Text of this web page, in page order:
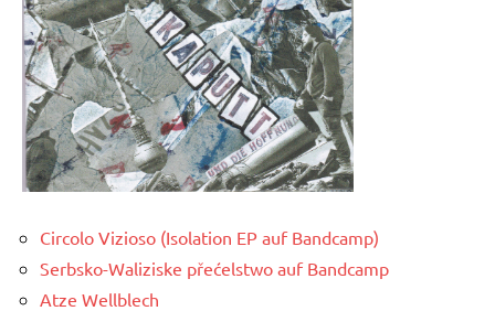
Circolo Vizioso (Isolation EP auf Bandcamp)
Serbsko-Waliziske přećelstwo auf Bandcamp
Atze Wellblech